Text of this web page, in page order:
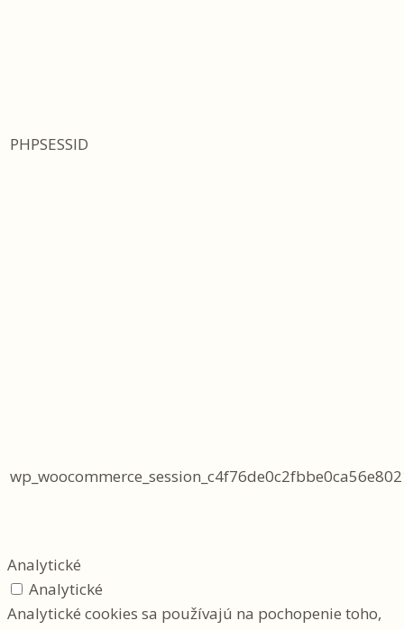
PHPSESSID
Analytické
Analytické
Analytické cookies sa používajú na pochopenie toho,